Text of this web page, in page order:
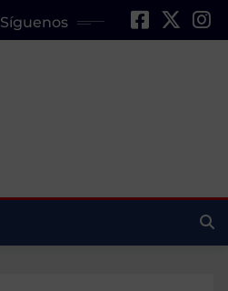
Síguenos